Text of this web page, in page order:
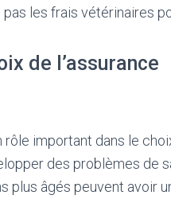
pas les frais vétérinaires
de l’assurance
important dans le
des problèmes de
plus âgés peuvent avoir